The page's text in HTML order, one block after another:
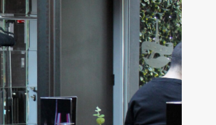
de la salle soutient la qualité perçue d’un
Marne. La qualité technique des recettes renforce
une atmosphère mémorable. Un Restaurant Val
pour un Restaurant Val de Marne. Un Restaurant
premium peut séduire une clientèle en quête
L’organisation d’un Restaurant Val de Marne
dans un Restaurant Val de Marne. Un Restaurant
inspire confiance quand son offre reste réellement
d’un Restaurant Val de Marne repose
plus fluide et plus plaisant. Dans le Val-de-
d’un Restaurant Val de Marne se révèle dans le